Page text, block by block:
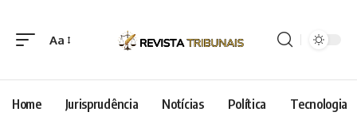
Font
Aa
Home Jurisprudência Notícias Política Tecnologia